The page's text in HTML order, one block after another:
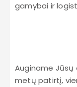
gamybai ir
Auginame
metų patirtį,